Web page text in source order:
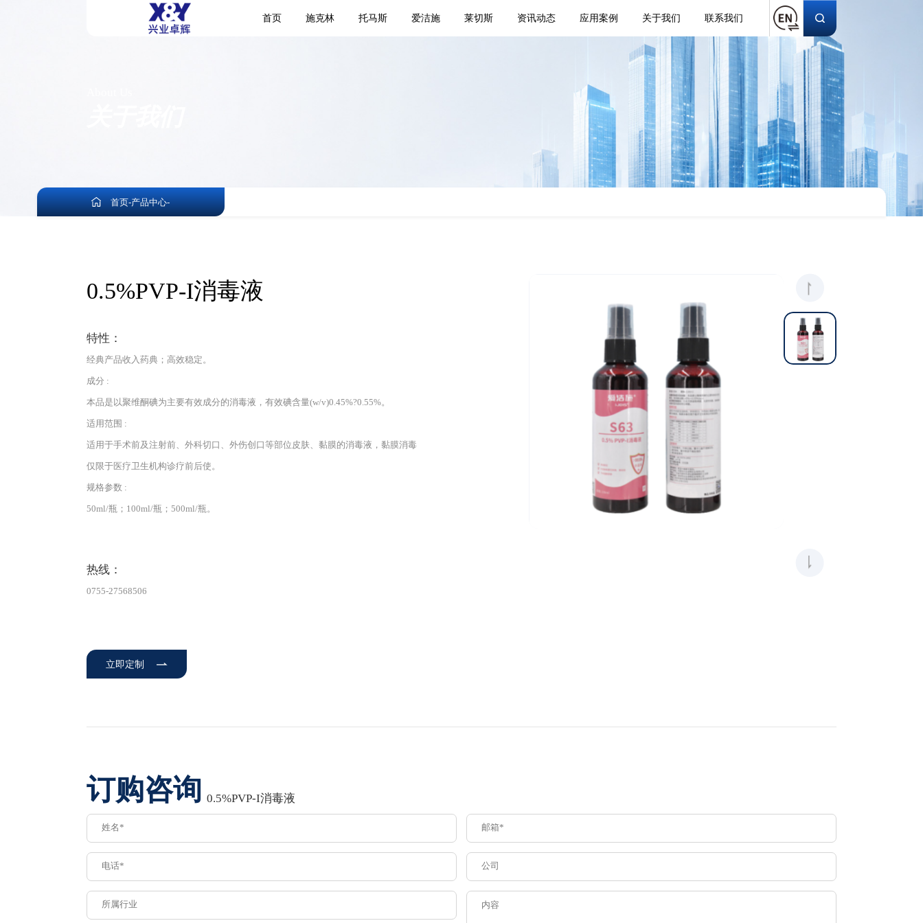
首页 施克林 托马斯 爱洁施 莱切斯 资讯动态 应用案例 关于我们 联系我们
首页-产品中心-
0.5%PVP-I消毒液
特性：
经典产品收入药典；高效稳定。
成分 :
本品是以聚维酮碘为主要有效成分的消毒液，有效碘含量(w/v)0.45%?0.55%。
适用范围 :
适用于手术前及注射前、外科切口、外伤创口等部位皮肤、黏膜的消毒液，黏膜消毒
仅限于医疗卫生机构诊疗前后使。
规格参数 :
50ml/瓶；100ml/瓶；500ml/瓶。
热线：
0755-27568506
立即定制
订购咨询 0.5%PVP-I消毒液